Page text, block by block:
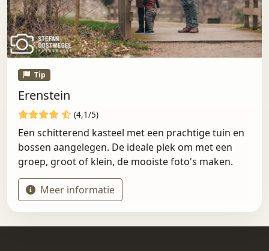
Tip
Erenstein
(4,1/5)
Een schitterend kasteel met een prachtige tuin en
bossen aangelegen. De ideale plek om met een
groep, groot of klein, de mooiste foto's maken.
Meer informatie